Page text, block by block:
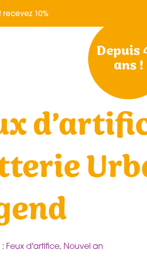
10%
Depuis
ans !
Feux d'artifice, Nouvel an